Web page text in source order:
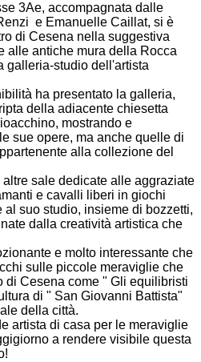
3Ae, accompagnata dalle
e Emanuelle Caillat, si è
di Cesena nella suggestiva
alle antiche mura della Rocca
galleria-studio dell'artista
ha presentato la galleria,
della adiacente chiesetta
mostrando e
sue opere, ma anche quelle di
alla collezione del
sale dedicate alle aggraziate
e cavalli liberi in giochi
suo studio, insieme di bozzetti,
dalla creatività artistica che
e molto interessante che
sulle piccole meraviglie che
di Cesena come " Gli equilibristi
di " San Giovanni Battista"
della città.
artista di casa per le meraviglie
a rendere visibile questa